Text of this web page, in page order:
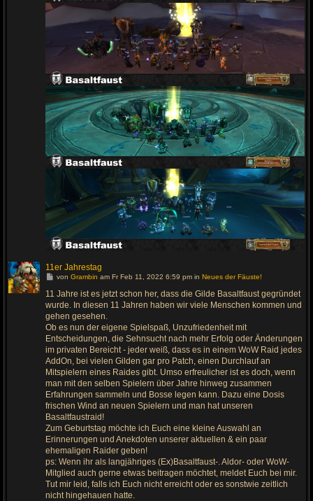
11er Jahrestag
G
e
z
u
l
e
z
t
e
n
B
e
i
t
r
a
g
von Grambin am Fr Feb 11, 2022 6:59 pm in Neues der Fäuste!
11 Jahre ist es jetzt schon her, dass die Gilde Basaltfaust gegründet
wurde. In diesen 11 Jahren haben wir viele Menschen kommen und
gehen gesehen.
Ob es nun der eigene Spielspaß, Unzufriedenheit mit
Entscheidungen, die Sehnsucht nach mehr Erfolg oder Änderungen
im privaten Bereicht - jeder weiß, dass es in einem WoW Raid jedes
AddOn, bei vielen Gilden gar pro Patch, einen Durchlauf an
Mitspielern eines Raides gibt. Umso erfreulicher ist es doch, wenn
man mit den selben Spielern über Jahre hinweg zusammen
Erfahrungen sammeln und Bosse legen kann. Dazu eine Dosis
frischen Wind an neuen Spielern und man hat unseren
Basaltfaustraid!
Zum Geburtstag möchte ich Euch eine kleine Auswahl an
Erinnerungen und Anekdoten unserer aktuellen & ein paar
ehemaligen Raider geben!
ps: Wenn ihr als langjähriges (Ex)Basaltfaust-. Aldor- oder WoW-
Mitglied auch gerne etwas beitragen möchtet, meldet Euch bei mir.
Tut mir leid, falls ich Euch nicht erreicht oder es sonstwie zeitlich
nicht hingehauen hatte.